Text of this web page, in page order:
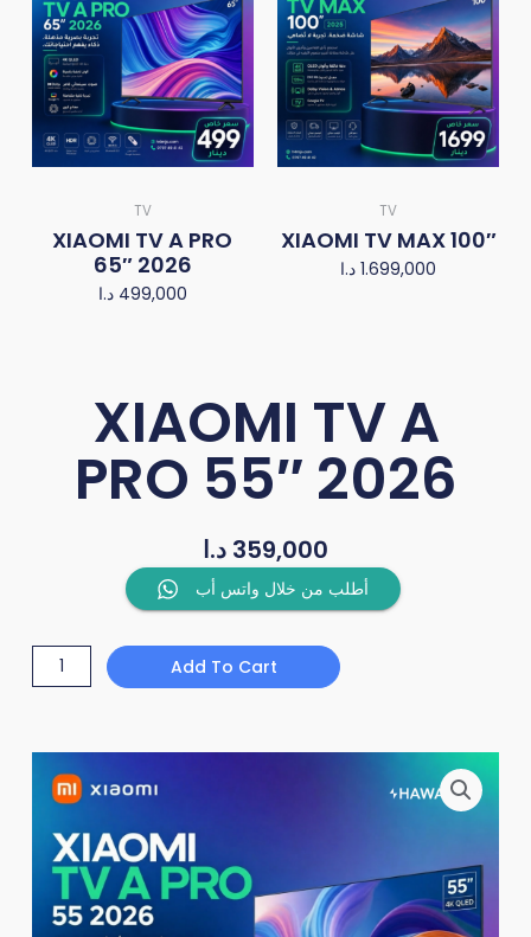
TV
XIAOMI TV A PRO
65″ 2026
499,000 د.ا
TV
XIAOMI TV MAX 100″
1.699,000 د.ا
XIAOMI TV A
PRO 55″ 2026
359,000 د.ا
أطلب من خلال واتس أب
A
PRO
quantity
Add To Cart